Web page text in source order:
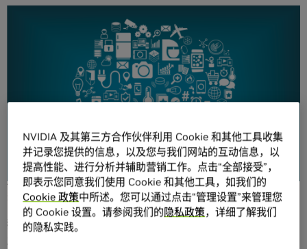
业务流程随员工而动，而非颠倒过来。客户服务的工作可在
竞争对手抢走客户之前预测这种动向。品牌营销投资产生的
投资回报 (ROI) 可以量化。这就是数字化企业，更准确地说是
AI 企业的运营模式 – 您自己设计，但是靠无限量数据来驱
动。
我们正在帮助当今的企业利用
NVIDIA 及其第三方合作伙伴利用 Cookie 和其他工具收集
并记录您提供的信息，以及您与我们网站的互动信息，以
提高性能、进行分析并辅助营销工作。点击“全部接受”，
即表示您同意我们使用 Cookie 和其他工具，如我们的
Cookie 政策中所述。您可以通过点击“管理设置”来管理您
的 Cookie 设置。请参阅我们的隐私政策，详细了解我们
的隐私实践。